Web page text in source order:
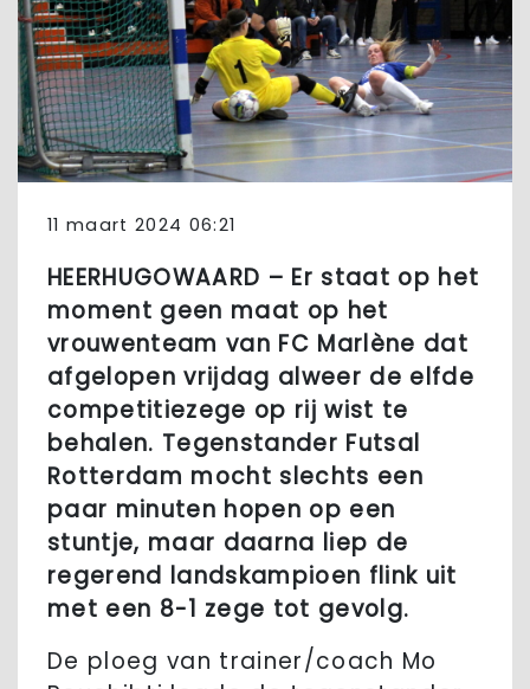
11 maart 2024 06:21
HEERHUGOWAARD – Er staat op het
moment geen maat op het
vrouwenteam van FC Marlène dat
afgelopen vrijdag alweer de elfde
competitiezege op rij wist te
behalen. Tegenstander Futsal
Rotterdam mocht slechts een
paar minuten hopen op een
stuntje, maar daarna liep de
regerend landskampioen flink uit
met een 8-1 zege tot gevolg.
De ploeg van trainer/coach Mo